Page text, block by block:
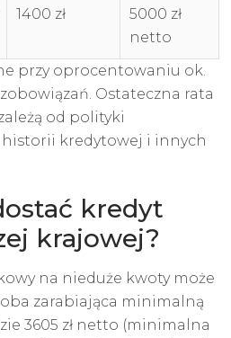
1400 zł
5000 zł
netto
przy oprocentowaniu ok.
Ostateczna rata
od polityki
kredytowej i innych
kredyt
krajowej?
na nieduże kwoty może
zarabiająca minimalną
3605 zł netto (minimalna